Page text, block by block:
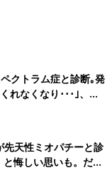
クトラム症と診断｡発
れなくなり･･･｣、元
先天性ミオパチーと診
悔しい思いも。だか
みたい